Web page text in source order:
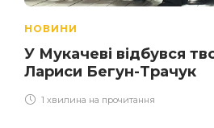
НОВИНИ
У Мукачеві відбувся
Лариси Бегун-Трачук
1 хвилина на прочитання